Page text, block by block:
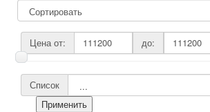
Цена от: до:
Список
Применить